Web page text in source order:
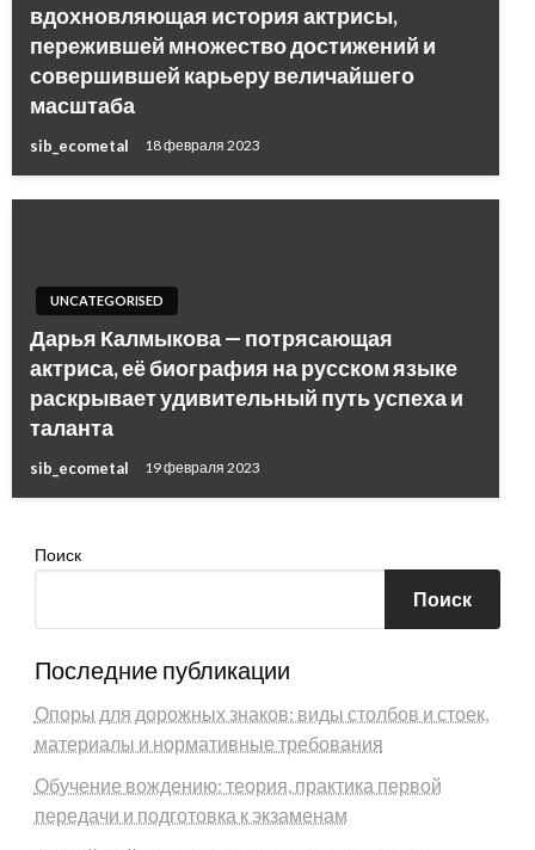
вдохновляющая история актрисы,
пережившей множество достижений и
совершившей карьеру величайшего
масштаба
sib_ecometal 18 февраля 2023
UNCATEGORISED
Дарья Калмыкова — потрясающая
актриса, её биография на русском языке
раскрывает удивительный путь успеха и
таланта
sib_ecometal 19 февраля 2023
Поиск
Поиск
Последние публикации
Опоры для дорожных знаков: виды столбов и стоек,
материалы и нормативные требования
Обучение вождению: теория, практика первой
передачи и подготовка к экзаменам